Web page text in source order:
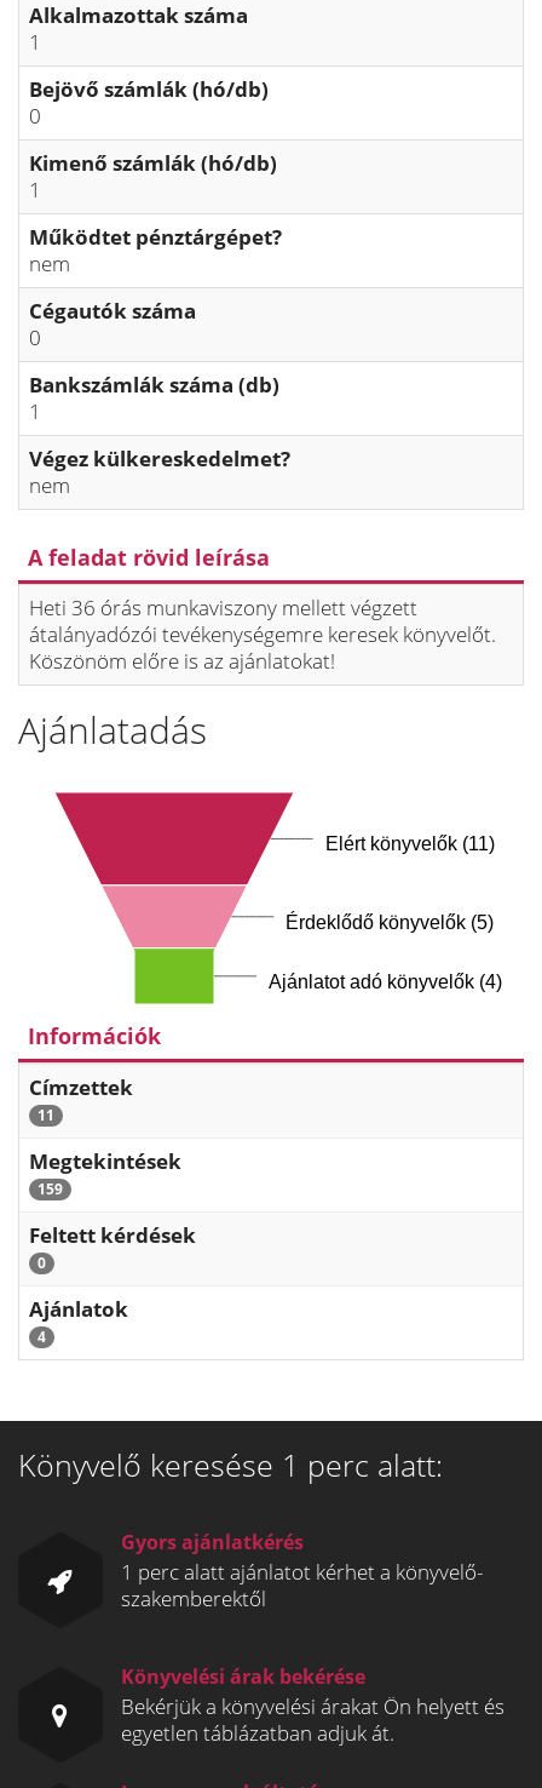
Alkalmazottak száma
1
Bejövő számlák (hó/db)
0
Kimenő számlák (hó/db)
1
Működtet pénztárgépet?
nem
Cégautók száma
0
Bankszámlák száma (db)
1
Végez külkereskedelmet?
nem
A feladat rövid leírása
Heti 36 órás munkaviszony mellett végzett
átalányadózói tevékenységemre keresek könyvelőt.
Köszönöm előre is az ajánlatokat!
Ajánlatadás
Elért könyvelők (11)
Érdeklődő könyvelők (5)
Ajánlatot adó könyvelők (4)
Információk
Címzettek
11
Megtekintések
159
Feltett kérdések
0
Ajánlatok
4
Könyvelő keresése 1 perc alatt:
Gyors ajánlatkérés
1 perc alatt ajánlatot kérhet a könyvelő-
szakemberektől
Könyvelési árak bekérése
Bekérjük a könyvelési árakat Ön helyett és
egyetlen táblázatban adjuk át.